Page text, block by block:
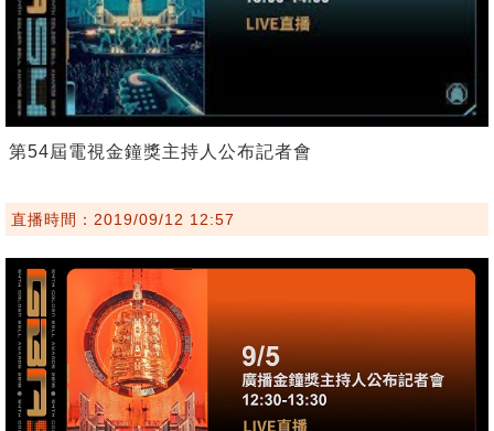
第54屆電視金鐘獎主持人公布記者會
直播時間：2019/09/12 12:57